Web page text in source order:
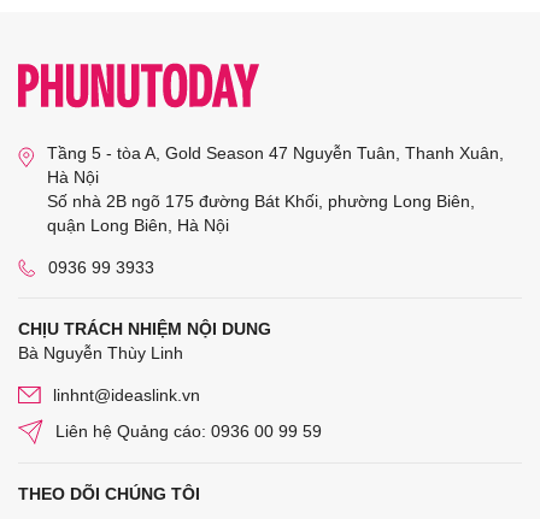
Tầng 5 - tòa A, Gold Season 47 Nguyễn Tuân, Thanh Xuân,
Hà Nội
Số nhà 2B ngõ 175 đường Bát Khối, phường Long Biên,
quận Long Biên, Hà Nội
0936 99 3933
CHỊU TRÁCH NHIỆM NỘI DUNG
Bà Nguyễn Thùy Linh
linhnt@ideaslink.vn
Liên hệ Quảng cáo: 0936 00 99 59
THEO DÕI CHÚNG TÔI